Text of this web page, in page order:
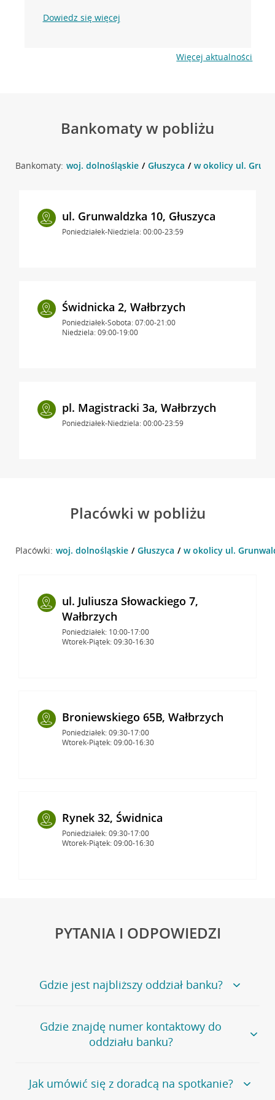
Dowiedz się więcej
Więcej aktualności
Bankomaty w pobliżu
Bankomaty: woj. dolnośląskie Głuszyca w okolicy ul.
ul. Grunwaldzka 10, Głuszyca
Poniedziałek-Niedziela: 00:00-23:59
Świdnicka 2, Wałbrzych
Poniedziałek-Sobota: 07:00-21:00
Niedziela: 09:00-19:00
pl. Magistracki 3a, Wałbrzych
Poniedziałek-Niedziela: 00:00-23:59
Placówki w pobliżu
Placówki: woj. dolnośląskie Głuszyca w okolicy ul.
ul. Juliusza Słowackiego 7,
Wałbrzych
Poniedziałek: 10:00-17:00
Wtorek-Piątek: 09:30-16:30
Broniewskiego 65B, Wałbrzych
Poniedziałek: 09:30-17:00
Wtorek-Piątek: 09:00-16:30
Rynek 32, Świdnica
Poniedziałek: 09:30-17:00
Wtorek-Piątek: 09:00-16:30
PYTANIA I ODPOWIEDZI
Gdzie jest najbliższy oddział banku?
Jeśli szukasz oddziału naszego banku, zapraszamy na
stronęPlacówki i bankomaty, na której znajduje się
wygodna wyszukiwarka.
oddziałów
Gdzie znajdę numer kontaktowy do
oddziału banku?
Bank Credit Agricole nie udostępnia ogólnego numeru
telefonu do placówki bankowej.
Jak umówić się z doradcą na spotkanie?